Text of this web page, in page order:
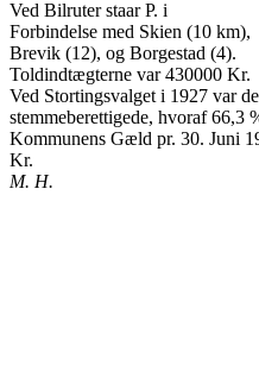
Ved Bilruter staar P. i
Forbindelse med Skien (10 km),
Brevik (12), og Borgestad (4).
Toldindtægterne var 430000 Kr.
Ved Stortingsvalget i 1927 var
stemmeberettigede, hvoraf 66,3
Kommunens Gæld pr. 30. Juni
M. H.